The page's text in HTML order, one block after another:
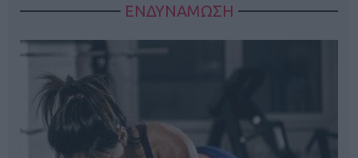
ΕΝΔΥΝΑΜΩΣΗ